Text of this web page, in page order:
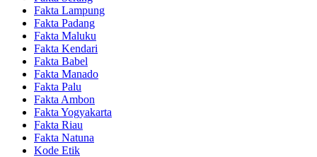
Fakta Lampung
Fakta Padang
Fakta Maluku
Fakta Kendari
Fakta Babel
Fakta Manado
Fakta Palu
Fakta Ambon
Fakta Yogyakarta
Fakta Riau
Fakta Natuna
Kode Etik